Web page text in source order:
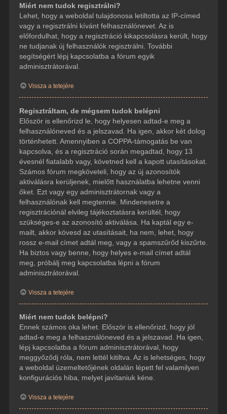
Miért nem tudok regisztrálni?
Lehet, hogy a weboldal tulajdonosa letiltotta az IP-címed
vagy a regisztrálni kívánt felhasználónevet. Az is
előfordulhat, hogy a regisztráció kikapcsolásra került, hogy
ne tudjanak új felhasználók regisztrálni. További
segítségért lépj kapcsolatba a fórum egyik
adminisztrátorával.
Vissza a tetejére
Regisztráltam, de mégsem tudok belépni
Először is ellenőrizd le, hogy helyesen adtad-e meg a
felhasználóneved és a jelszavad. Ha igen, akkor két dolog
történhetett. Amennyiben a COPPA-támogatás be van
kapcsolva, és a regisztráció során megadtad, hogy 13
évesnél fiatalabb vagy, követned kell a kapott utasításokat.
Számos fórum megköveteli, hogy az új azonosítók
aktiválásra kerüljenek, mielőtt használatba lehetne venni
őket. Ezt vagy egy adminisztrátornak vagy a
felhasználónak kell megtennie. Mindenesetre a
regisztrációnál elvileg tájékoztatásra kerültél, hogy
szükséges-e az azonosító aktiválása. Ha kaptál egy e-
mailt, akkor kövesd az utasításait, ha nem, lehet, hogy
rossz e-mail címet adtál meg, vagy a spamszűrőd kiszűrte.
Ha biztos vagy benne, hogy helyes e-mail címet adtál
meg, próbálj meg kapcsolatba lépni a fórum
adminisztrátorával.
Vissza a tetejére
Miért nem tudok belépni?
Ennek számos oka lehet. Először is ellenőrizd, hogy jól
adtad-e meg a felhasználóneved és a jelszavad. Ha igen,
lépj kapcsolatba a fórum adminisztrátorával, hogy
meggyőződj róla, nem lettél kitiltva. Az is lehetséges, hogy
a weboldal üzemeltetőjének oldalán lépett fel valamilyen
konfigurációs hiba, melyet javítaniuk kéne.
Vissza a tetejére